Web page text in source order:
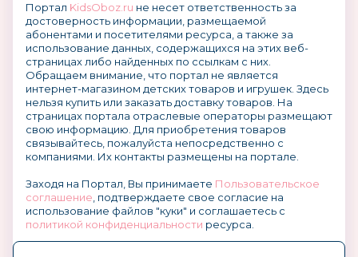
Портал KidsOboz.ru не несет ответственность за
достоверность информации, размещаемой
абонентами и посетителями ресурса, а также за
использование данных, содержащихся на этих веб-
страницах либо найденных по ссылкам с них.
Обращаем внимание, что портал не является
интернет-магазином детских товаров и игрушек. Здесь
нельзя купить или заказать доставку товаров. На
страницах портала отраслевые операторы размещают
свою информацию. Для приобретения товаров
связывайтесь, пожалуйста непосредственно с
компаниями. Их контакты размещены на портале.
Заходя на Портал, Вы принимаете Пользовательское
соглашение , подтверждаете свое согласие на
использование файлов "куки" и соглашаетесь с
политикой конфиденциальности ресурса.